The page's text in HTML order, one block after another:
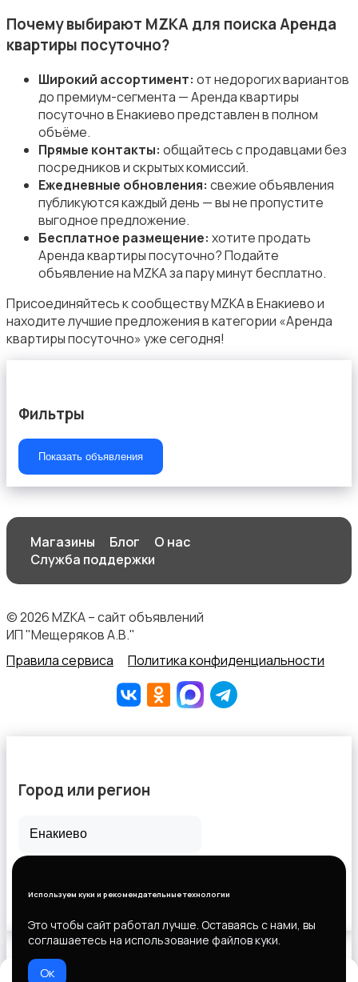
Почему выбирают MZKA для поиска Аренда
квартиры посуточно?
Широкий ассортимент: от недорогих вариантов
до премиум-сегмента — Аренда квартиры
посуточно в Енакиево представлен в полном
объёме.
Прямые контакты: общайтесь с продавцами без
посредников и скрытых комиссий.
Ежедневные обновления: свежие объявления
публикуются каждый день — вы не пропустите
выгодное предложение.
Бесплатное размещение: хотите продать
Аренда квартиры посуточно? Подайте
объявление на MZKA за пару минут бесплатно.
Присоединяйтесь к сообществу MZKA в Енакиево и
находите лучшие предложения в категории «Аренда
квартиры посуточно» уже сегодня!
Фильтры
Показать объявления
Магазины Блог
О нас
Служба поддержки
© 2026 MZKA – сайт объявлений
ИП "Мещеряков А.В."
Правила сервиса
Политика конфиденциальности
Используем куки и рекомендательные технологии
Это чтобы сайт работал лучше. Оставаясь с нами, вы
соглашаетесь на использование файлов куки.
Ок
Город или регион
Все города